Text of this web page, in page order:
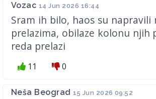
Vozac 14 Jun 2026 16:44
Sram ih bilo, haos su napravili
prelazima, obilaze kolonu njih
reda prelazi
11 0
Neša Beograd15 Jun 2026 09:52